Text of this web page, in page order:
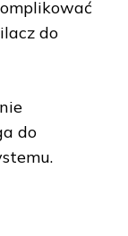
do
do